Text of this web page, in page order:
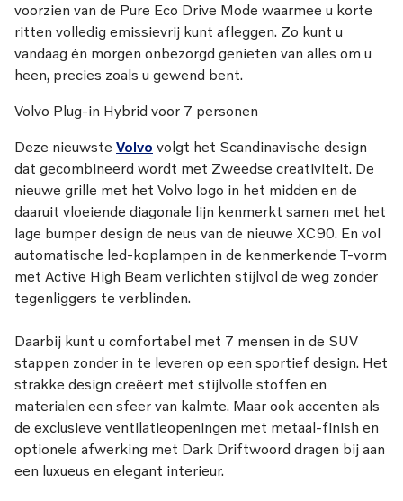
voorzien van de Pure Eco Drive Mode waarmee u korte
ritten volledig emissievrij kunt afleggen. Zo kunt u
vandaag én morgen onbezorgd genieten van alles om u
heen, precies zoals u gewend bent.
Volvo Plug-in Hybrid voor 7 personen
Deze nieuwste Volvo volgt het Scandinavische design
dat gecombineerd wordt met Zweedse creativiteit. De
nieuwe grille met het Volvo logo in het midden en de
daaruit vloeiende diagonale lijn kenmerkt samen met het
lage bumper design de neus van de nieuwe XC90. En vol
automatische led-koplampen in de kenmerkende T-vorm
met Active High Beam verlichten stijlvol de weg zonder
tegenliggers te verblinden.
Daarbij kunt u comfortabel met 7 mensen in de SUV
stappen zonder in te leveren op een sportief design. Het
strakke design creëert met stijlvolle stoffen en
materialen een sfeer van kalmte. Maar ook accenten als
de exclusieve ventilatieopeningen met metaal-finish en
optionele afwerking met Dark Driftwoord dragen bij aan
een luxueus en elegant interieur.